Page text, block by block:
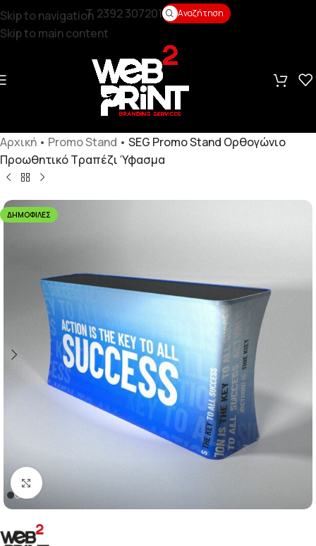
Skip to navigation
Skip to main content
T. 2392 307201 Αναζήτηση
Αρχική • Promo Stand • SEG Promo Stand Ορθογώνιο
Προωθητικό Τραπέζι Ύφασμα
ΔΗΜΟΦΙΛΈΣ
Κλικ για μεγέθυνση